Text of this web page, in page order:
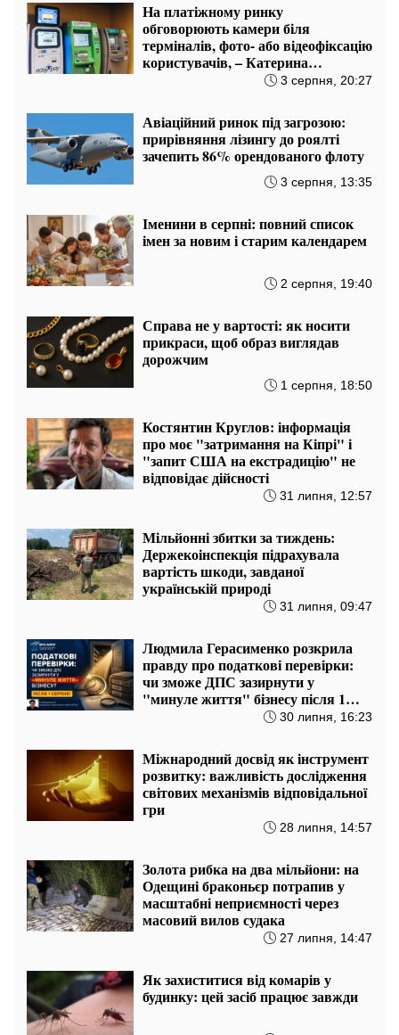
На платіжному ринку
обговорюють камери біля
терміналів, фото- або відеофіксацію
користувачів, – Катерина
3 серпня, 20:27
Авіаційний ринок під загрозою:
прирівняння лізингу до роялті
зачепить 86% орендованого флоту
3 серпня, 13:35
Іменини в серпні: повний список
імен за новим і старим календарем
2 серпня, 19:40
Справа не у вартості: як носити
прикраси, щоб образ виглядав
дорожчим
1 серпня, 18:50
Костянтин Круглов: інформація
про моє "затримання на Кіпрі" і
"запит США на екстрадицію" не
відповідає дійсності
31 липня, 12:57
Мільйонні збитки за тиждень:
Держекоінспекція підрахувала
вартість шкоди, завданої
українській природі
31 липня, 09:47
Людмила Герасименко розкрила
правду про податкові перевірки:
чи зможе ДПС зазирнути у
"минуле життя" бізнесу після 1
30 липня, 16:23
Міжнародний досвід як інструмент
розвитку: важливість дослідження
світових механізмів відповідальної
гри
28 липня, 14:57
Золота рибка на два мільйони: на
Одещині браконьєр потрапив у
масштабні неприємності через
масовий вилов судака
27 липня, 14:47
Як захиститися від комарів у
будинку: цей засіб працює завжди